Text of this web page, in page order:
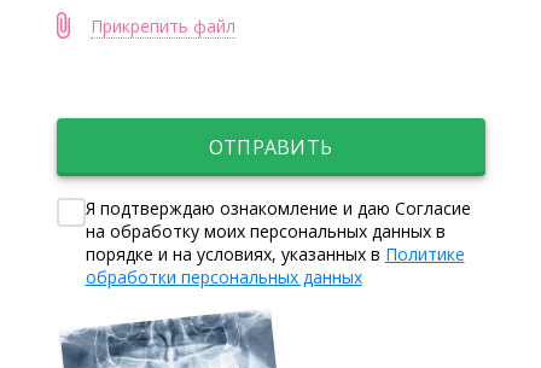
Прикрепить файл
ОТПРАВИТЬ
Я подтверждаю ознакомление и даю Согласие
на обработку моих персональных данных в
порядке и на условиях, указанных в Политике
обработки персональных данных